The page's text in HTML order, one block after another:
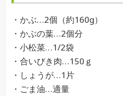
・かぶ…2個（約160g）
・かぶの葉…2個分
・小松菜…1/2袋
・合いびき肉…150ｇ
・しょうが…1片
・ごま油…適量